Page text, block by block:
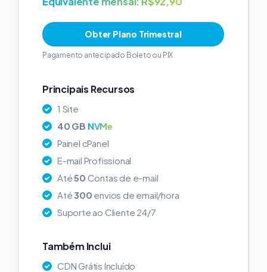
Obter Plano Trimestral
Pagamento antecipado Boleto ou PIX
Principais Recursos
1 Site
40 GB NVMe
Painel cPanel
E-mail Profissional
Até50 Contas de e-mail
Até300 envios de email/hora
Suporte ao Cliente 24/7
Também Inclui
CDN Grátis Incluído